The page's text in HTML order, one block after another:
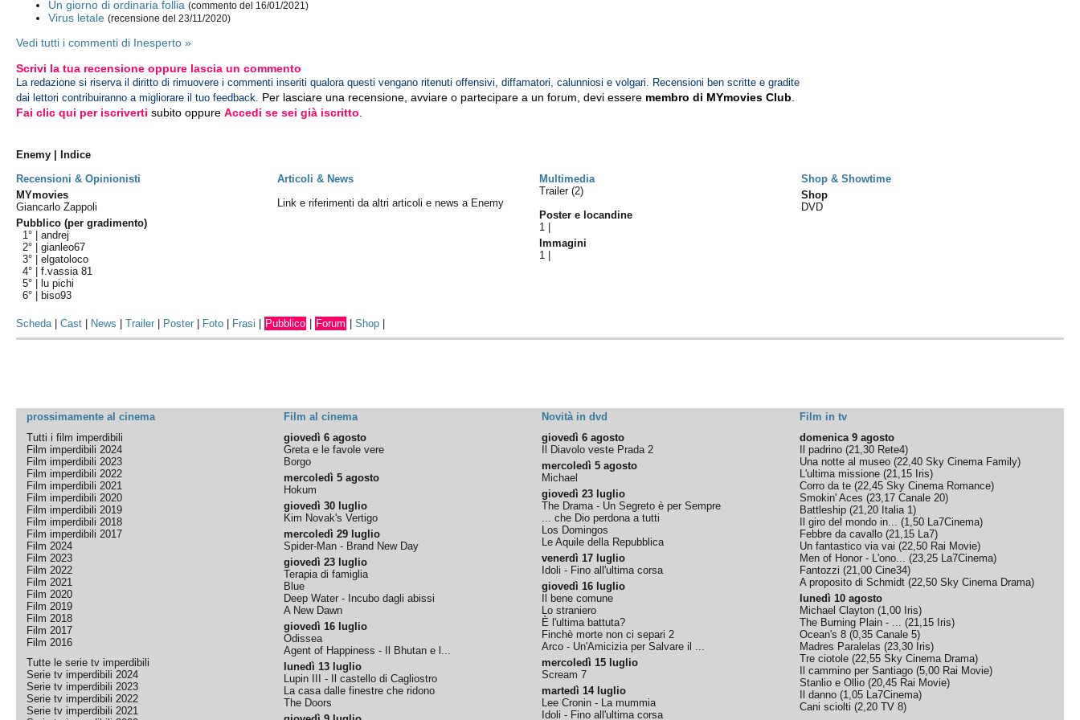
Un giorno di ordinaria follia (commento del 16/01/2021)
Virus letale (recensione del 23/11/2020)
Vedi tutti i commenti di Inesperto »
Scrivi la tua recensione oppure lascia un commento
La redazione si riserva il diritto di rimuovere i commenti inseriti qualora questi vengano ritenuti offensivi, diffamatori, calunniosi e volgari. Recensioni ben scritte e gradite
dai lettori contribuiranno a migliorare il tuo feedback. Per lasciare una recensione, avviare o partecipare a un forum, devi essere membro di MYmovies Club
Fai clic qui per iscriverti subito oppureAccedi se sei già iscritto
Enemy | Indice
Recensioni & Opinionisti
Articoli & News Multimedia
Shop & Showtime
MYmovies
Giancarlo Zappoli
Pubblico (per gradimento)
1° |andrej
2° |gianleo67
3° |elgatoloco
4° |f.vassia 81
5° |
lu pichi
6° |
biso93
Link e riferimenti da altri articoli e news a Enemy
Trailer (2)
Poster e locandine
1
Immagini
1
Shop
DVD
Scheda|Cast News |Trailer Poster Foto Frasi Pubblico Forum |Shop
prossimamente al cinema Film al cinema Novità in dvd
Film in tv
Tutti i film imperdibili
Film imperdibili 2024
Film imperdibili 2023
Film imperdibili 2022
Film imperdibili 2021
Film imperdibili 2020
Film imperdibili 2019
Film imperdibili 2018
Film imperdibili 2017
Film 2024
Film 2023
Film 2022
Film 2021
Film 2020
Film 2019
Film 2018
Film 2017
Film 2016
Tutte le serie tv imperdibili
Serie tv imperdibili 2024
Serie tv imperdibili 2023
Serie tv imperdibili 2022
Serie tv imperdibili 2021
giovedì 6 agosto
Greta e le favole vere
Borgo
mercoledì 5 agosto
Hokum
giovedì 30 luglio
Kim Novak's Vertigo
mercoledì 29 luglio
Spider-Man - Brand New Day
giovedì 23 luglio
Terapia di famiglia
Blue
Deep Water - Incubo dagli abissi
A New Dawn
giovedì 16 luglio
Odissea
Agent of Happiness - Il Bhutan e l...
lunedì 13 luglio
Lupin III - Il castello di Cagliostro
La casa dalle finestre che ridono
The Doors
giovedì 6 agosto
Il Diavolo veste Prada 2
mercoledì 5 agosto
Michael
giovedì 23 luglio
The Drama - Un Segreto è per Sempre
... che Dio perdona a tutti
Los Domingos
Le Aquile della Repubblica
venerdì 17 luglio
Idoli - Fino all'ultima corsa
giovedì 16 luglio
Il bene comune
Lo straniero
È l'ultima battuta?
Finchè morte non ci separi 2
Arco - Un'Amicizia per Salvare il ...
mercoledì 15 luglio
Scream 7
martedì 14 luglio
Lee Cronin - La mummia
Idoli - Fino all'ultima corsa
domenica 9 agosto
Il padrino (21,30 Rete4)
Una notte al museo (22,40 Sky Cinema Family)
L'ultima missione (21,15 Iris)
Corro da te (22,45 Sky Cinema Romance)
Smokin' Aces (23,17 Canale 20)
Battleship (21,20 Italia 1)
Il giro del mondo in... (1,50 La7Cinema)
Febbre da cavallo (21,15 La7)
Un fantastico via vai (22,50 Rai Movie)
Men of Honor - L'ono... (23,25 La7Cinema)
Fantozzi (21,00 Cine34)
A proposito di Schmidt (22,50 Sky Cinema Drama)
lunedì 10 agosto
Michael Clayton (1,00 Iris)
The Burning Plain - ... (21,15 Iris)
Ocean's 8 (0,35 Canale 5)
Madres Paralelas (23,30 Iris)
Tre ciotole (22,55 Sky Cinema Drama)
Il cammino per Santiago (5,00 Rai Movie)
Stanlio e Ollio (20,45 Rai Movie)
Il danno (1,05 La7Cinema)
Cani sciolti (2,20 TV 8)